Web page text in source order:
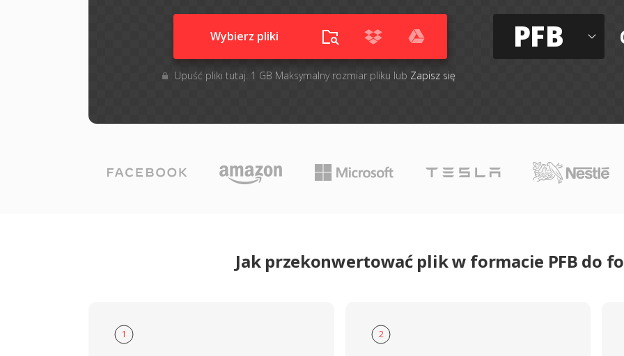
Wybierz pliki
Upuść pliki tutaj. 1 GB Maksymalny rozmiar pliku lub Zapisz się
PFB
Jak przekonwertować plik w formacie PFB do
1 2